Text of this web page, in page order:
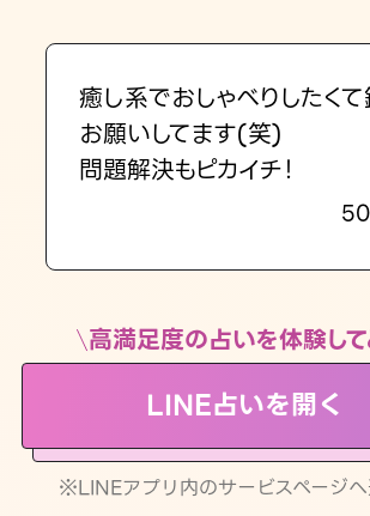
癒し系でおしゃべりしたく
お願いしてます(笑)
問題解決もピカイチ！
高満足度の占いを体験し
LINE占いを開く
※LINEアプリ内のサービスページ